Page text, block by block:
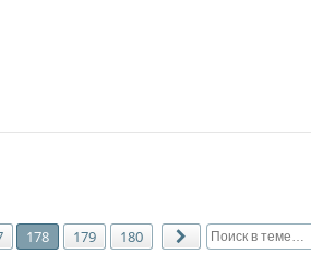
178 179 180 След.